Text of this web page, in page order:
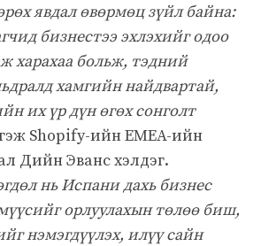
явдал өвөрмөц зүйл байна:
бизнестээ эхлэхийг одоо
харахаа больж, тэдний
хамгийн найдвартай,
их үр дүн өгөх сонголт
Shopify-ийн EMEA-ийн
Дийн Эванс хэлдэг.
нь Испани дахь бизнес
орлуулахын төлөө биш,
нэмэгдүүлэх, илүү сайн